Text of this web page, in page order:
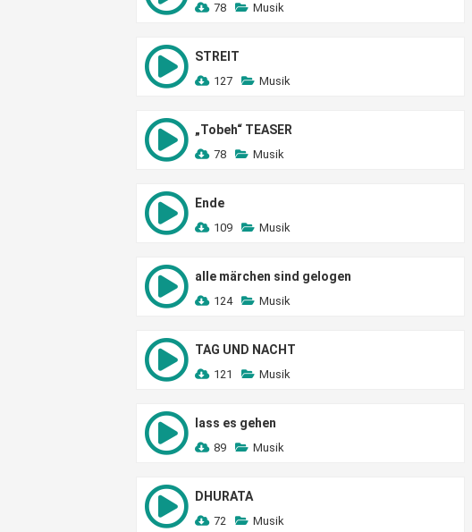
78 Musik
STREIT
127 Musik
„Tobeh“ TEASER
78 Musik
Ende
109 Musik
alle märchen sind gelogen
124 Musik
TAG UND NACHT
121 Musik
lass es gehen
89 Musik
DHURATA
72 Musik